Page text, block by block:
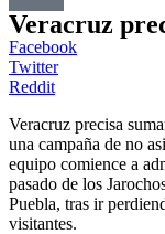
Veracruz
Facebook
Twitter
Reddit
Veracruz precisa
una campaña de no
equipo comience a
pasado de los
Puebla, tras ir
visitantes.